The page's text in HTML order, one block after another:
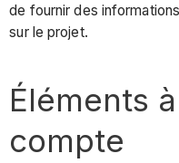
de fournir des
sur le projet.
Éléments
compte